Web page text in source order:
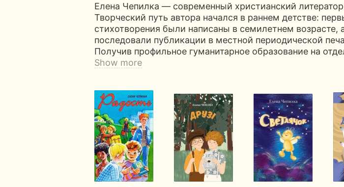
Елена Чепилка — современный христианский
Творческий путь автора начался в раннем детстве:
стихотворения были написаны в семилетнем возрасте,
последовали публикации в местной периодической
Получив профильное гуманитарное образование на
Show more